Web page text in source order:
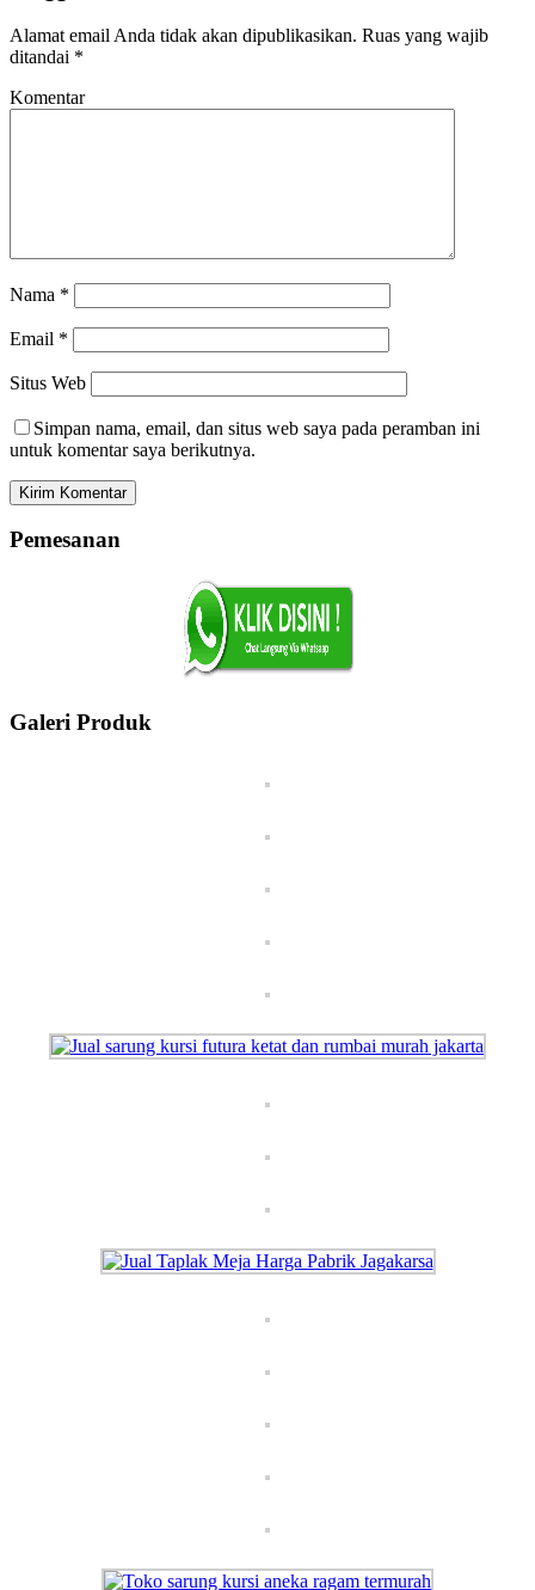
Alamat email Anda tidak akan dipublikasikan. Ruas yang wajib
ditandai *
Komentar
Nama *
Email *
Situs Web
Simpan nama, email, dan situs web saya pada peramban ini
untuk komentar saya berikutnya.
Pemesanan
Galeri Produk